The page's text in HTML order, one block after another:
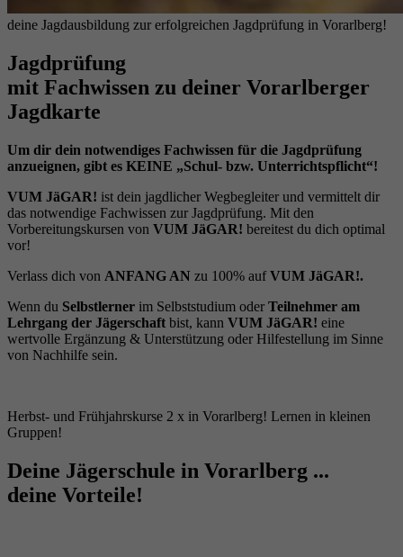
deine Jagdausbildung zur erfolgreichen Jagdprüfung in Vorarlberg!
Jagdprüfung
mit Fachwissen zu deiner Vorarlberger
Jagdkarte
Um dir dein notwendiges Fachwissen für die Jagdprüfung
anzueignen, gibt es KEINE „Schul- bzw. Unterrichtspflicht“!
VUM JäGAR! ist dein jagdlicher Wegbegleiter und vermittelt dir
das notwendige Fachwissen zur Jagdprüfung. Mit den
Vorbereitungskursen von VUM JäGAR! bereitest du dich optimal
vor!
Verlass dich von ANFANG AN zu 100% aufVUM JäGAR!.
Wenn du Selbstlerner im Selbststudium oder Teilnehmer am
Lehrgang der Jägerschaft bist, kann VUM JäGAR! eine
wertvolle Ergänzung & Unterstützung oder Hilfestellung im Sinne
von Nachhilfe sein.
Herbst- und Frühjahrskurse 2 x in Vorarlberg! Lernen in kleinen
Gruppen!
Deine Jägerschule in Vorarlberg ...
deine Vorteile!